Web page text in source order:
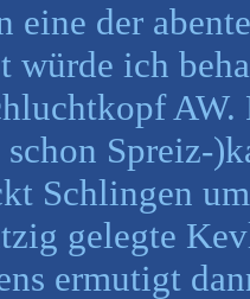
eine der
würde ich
Spreiz-
Schlingen
gelegte
ermutigt